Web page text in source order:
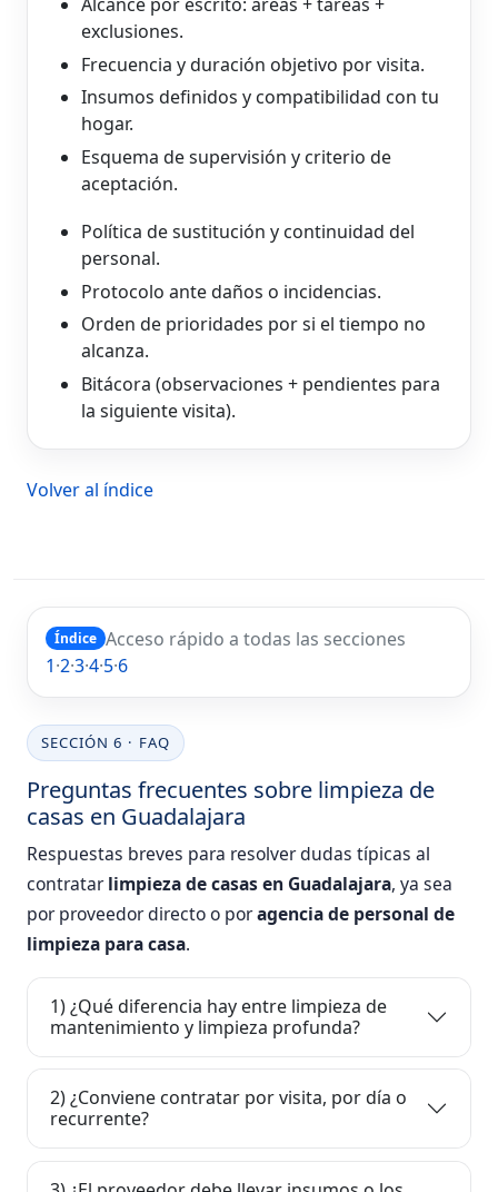
exclusiones.
Frecuencia y duración objetivo por visita.
Insumos definidos y compatibilidad con tu
hogar.
Esquema de supervisión y criterio de
aceptación.
Política de sustitución y continuidad del
personal.
Protocolo ante daños o incidencias.
Orden de prioridades por si el tiempo no
alcanza.
Bitácora (observaciones + pendientes para
la siguiente visita).
Volver al índice
Índice Acceso rápido a todas las secciones
1·2·3·4·5·6
SECCIÓN 6 · FAQ
Preguntas frecuentes sobre limpieza de
casas en Guadalajara
Respuestas breves para resolver dudas típicas al
contratarlimpieza de casas en Guadalajara, ya sea
por proveedor directo o poragencia de personal de
limpieza para casa.
1) ¿Qué diferencia hay entre limpieza de
mantenimiento y limpieza profunda?
2) ¿Conviene contratar por visita, por día o
recurrente?